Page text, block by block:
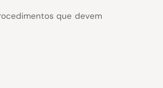
que devem